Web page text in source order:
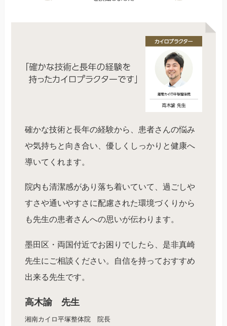
確かな技術と長年の経験から、患者さんの悩み
や気持ちと向き合い、優しくしっかりと健康へ
導いてくれます。
院内も清潔感があり落ち着いていて、過ごしや
すさや通いやすさに配慮された環境づくりから
も先生の患者さんへの思いが伝わります。
墨田区・両国付近でお困りでしたら、是非真崎
先生にご相談ください。自信を持っておすすめ
出来る先生です。
高木諭 先生
湘南カイロ平塚整体院 院長